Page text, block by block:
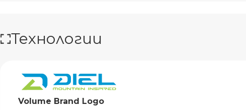
Технологии
Volume Brand Logo